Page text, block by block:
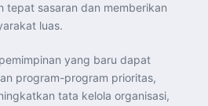
tepat sasaran dan memberikan
luas.
yang baru dapat
program-program prioritas,
tata kelola organisasi,